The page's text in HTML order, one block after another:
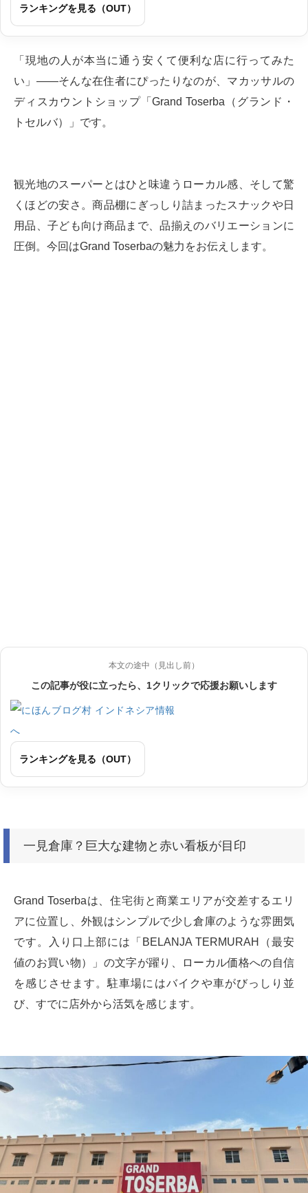
ランキングを見る（OUT）
「現地の人が本当に通う安くて便利な店に行ってみた
い」——そんな在住者にぴったりなのが、マカッサルの
ディスカウントショップ「Grand Toserba（グランド・
トセルバ）」です。
観光地のスーパーとはひと味違うローカル感、そして驚
くほどの安さ。商品棚にぎっしり詰まったスナックや日
用品、子ども向け商品まで、品揃えのバリエーションに
圧倒。今回はGrand Toserbaの魅力をお伝えします。
本文の途中（見出し前）
この記事が役に立ったら、1クリックで応援お願いします
ランキングを見る（OUT）
一見倉庫？巨大な建物と赤い看板が目印
Grand Toserbaは、住宅街と商業エリアが交差するエリ
アに位置し、外観はシンプルで少し倉庫のような雰囲気
です。入り口上部には「BELANJA TERMURAH（最安
値のお買い物）」の文字が躍り、ローカル価格への自信
を感じさせます。駐車場にはバイクや車がびっしり並
び、すでに店外から活気を感じます。